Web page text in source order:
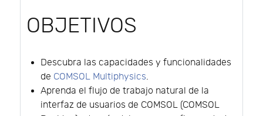
OBJETIVOS
Descubra las capacidades y funcionalidades
de COMSOL Multiphysics.
Aprenda el flujo de trabajo natural de la
interfaz de usuarios de COMSOL (COMSOL